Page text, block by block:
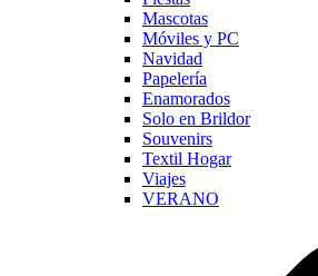
Mascotas
Móviles y PC
Navidad
Papelería
Enamorados
Solo en Brildor
Souvenirs
Textil Hogar
Viajes
VERANO